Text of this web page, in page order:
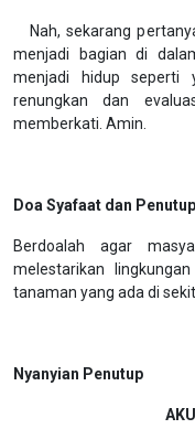
Nah, sekarang
menjadi bagian di
menjadi hidup seperti
renungkan dan
memberkati. Amin.
Doa Syafaat dan Penutup
Berdoalah agar
melestarikan
tanaman yang ada di
Nyanyian Penutup